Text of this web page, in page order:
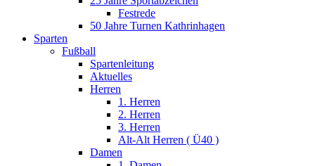
Festrede
50 Jahre Turnen Kathrinhagen
Sparten
Fußball
Spartenleitung
Aktuelles
Herren
1. Herren
2. Herren
3. Herren
Alt-Alt Herren ( Ü40 )
Damen